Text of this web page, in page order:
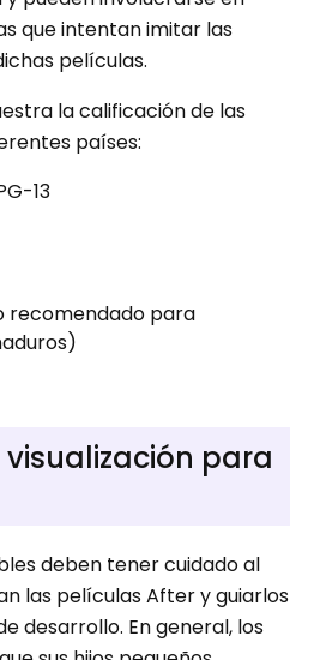
que intentan imitar las
películas.
la calificación de las
países:
13
recomendado para
para
deben tener cuidado al
las películas After y guiarlos
desarrollo. En general, los